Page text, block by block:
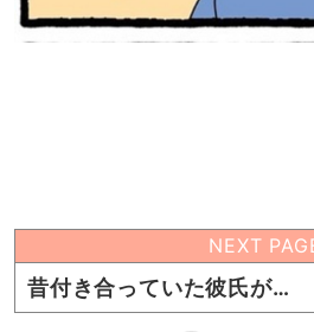
NEXT
昔付き合っていた彼氏が…